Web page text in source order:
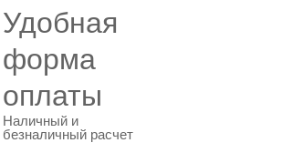
Удобная
форма
оплаты
Наличный и
безналичный расчет